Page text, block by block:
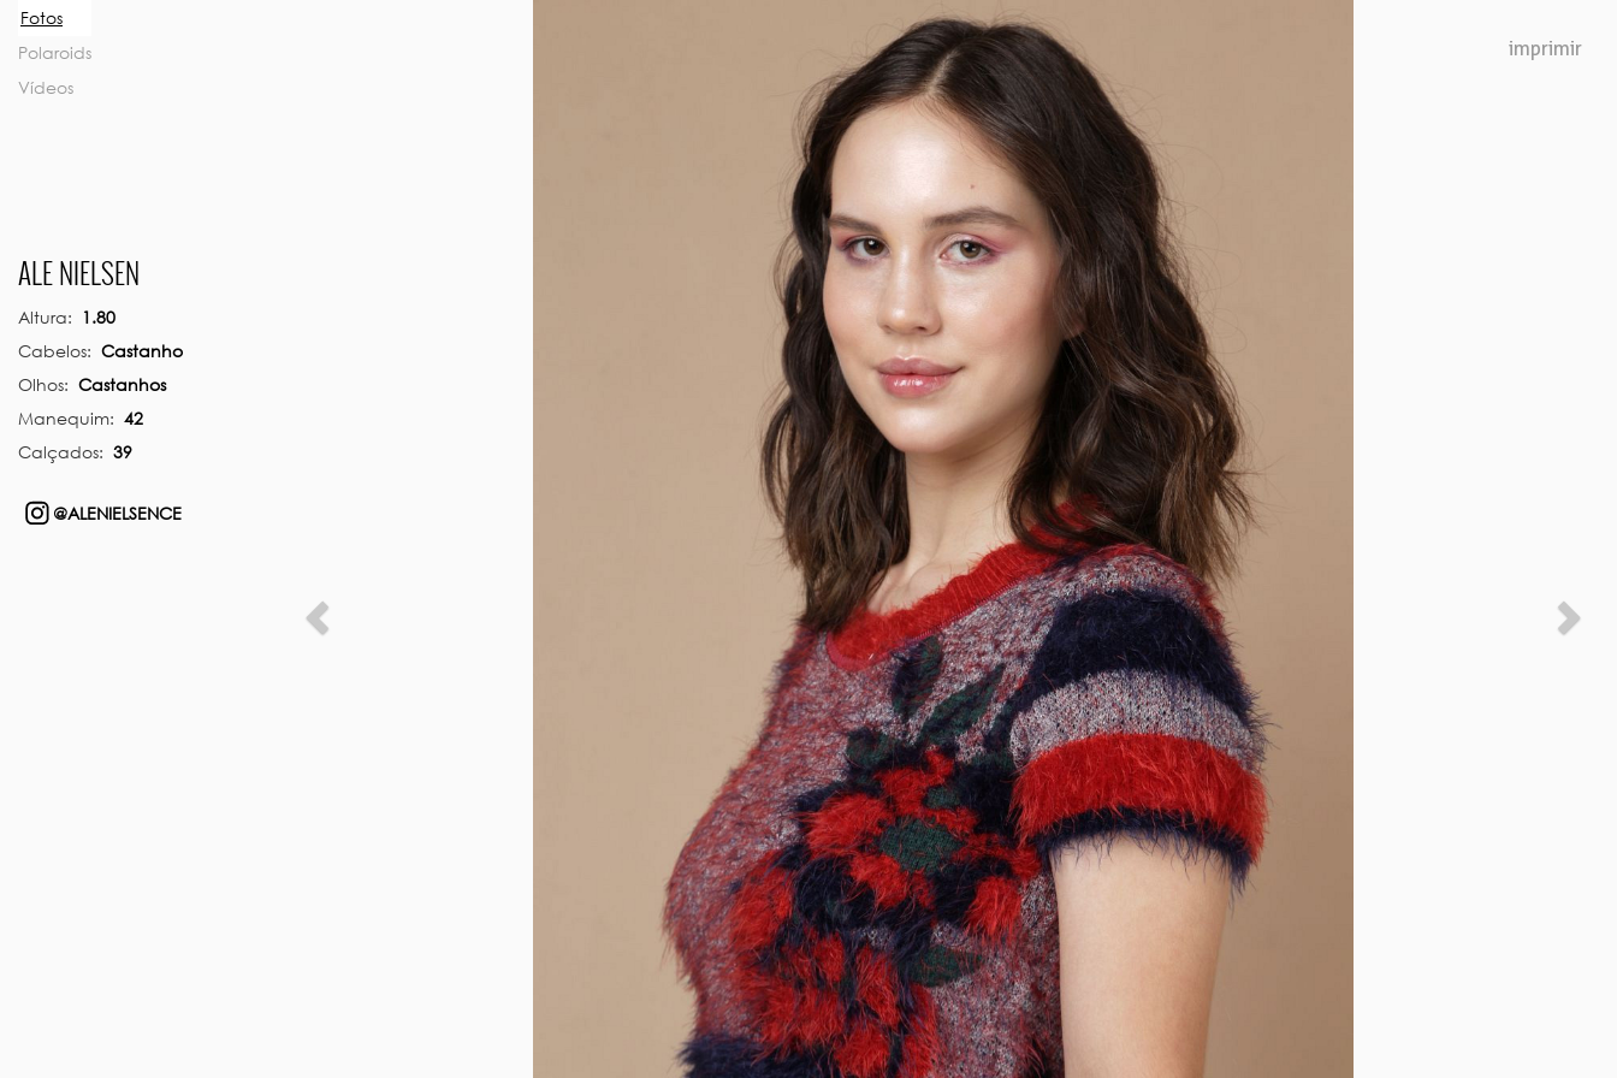
Fotos
Polaroids
Vídeos
ALE NIELSEN
Altura: 1.80
Cabelos: Castanho
Olhos: Castanhos
Manequim: 42
Calçados: 39
@ALENIELSENCE
imprimir